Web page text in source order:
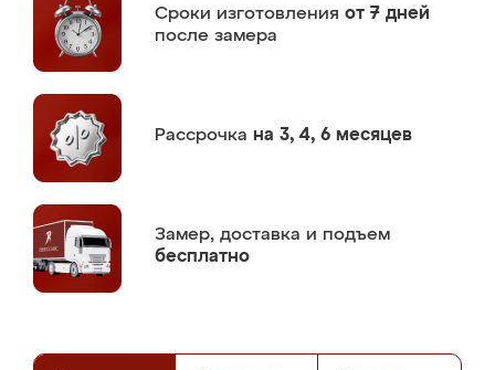
Сроки изготовления от 7 дней
после замера
Рассрочка на 3, 4, 6 месяцев
Замер, доставка и подъем
бесплатно